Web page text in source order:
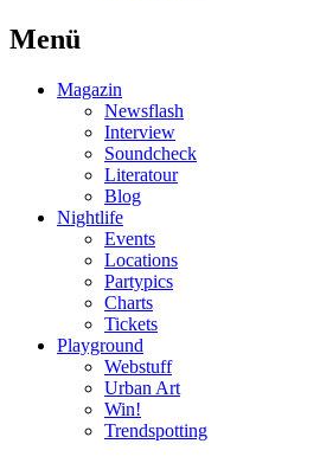
Menü
Magazin
Newsflash
Interview
Soundcheck
Literatour
Blog
Nightlife
Events
Locations
Partypics
Charts
Tickets
Playground
Webstuff
Urban Art
Win!
Trendspotting